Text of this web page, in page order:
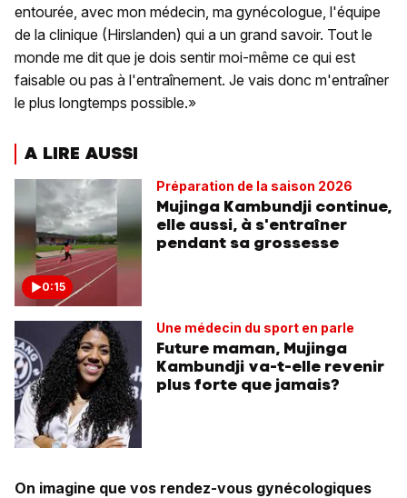
entourée, avec mon médecin, ma gynécologue, l'équipe
de la clinique (Hirslanden) qui a un grand savoir. Tout le
monde me dit que je dois sentir moi-même ce qui est
faisable ou pas à l'entraînement. Je vais donc m'entraîner
le plus longtemps possible.»
A LIRE AUSSI
0:15
Préparation de la saison 2026
Mujinga Kambundji continue,
elle aussi, à s'entraîner
pendant sa grossesse
Une médecin du sport en parle
Future maman, Mujinga
Kambundji va-t-elle revenir
plus forte que jamais?
On imagine que vos rendez-vous gynécologiques